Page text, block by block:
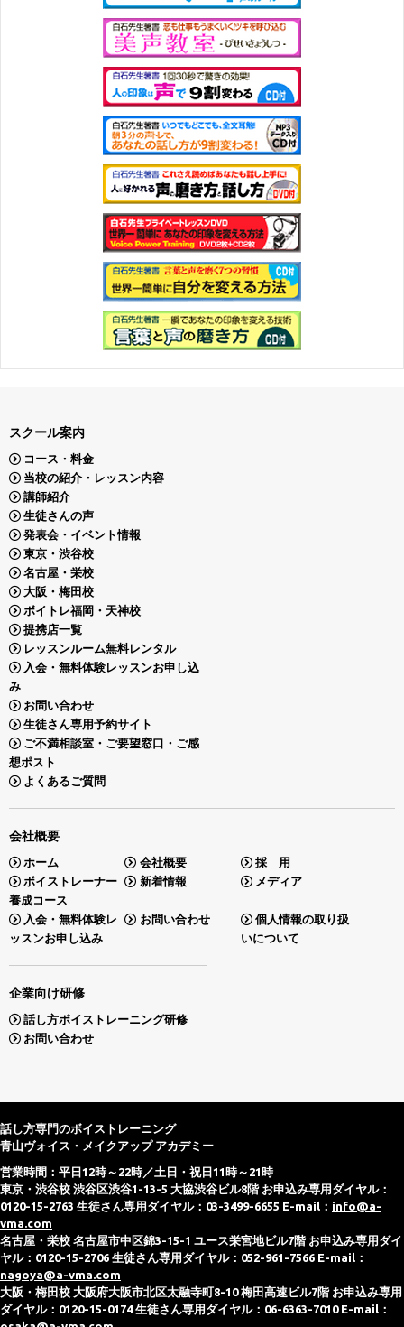
スクール案内
コース・料金
当校の紹介・レッスン内容
講師紹介
生徒さんの声
発表会・イベント情報
東京・渋谷校
名古屋・栄校
大阪・梅田校
ボイトレ福岡・天神校
提携店一覧
レッスンルーム無料レンタル
入会・無料体験レッスンお申し込
み
お問い合わせ
生徒さん専用予約サイト
ご不満相談室・ご要望窓口・ご感
想ポスト
よくあるご質問
会社概要
ホーム 会社概要
採 用
ボイストレーナー
養成コース
新着情報 メディア
入会・無料体験レ
ッスンお申し込み
お問い合わせ
個人情報の取り扱
いについて
企業向け研修
話し方ボイストレーニング研修
お問い合わせ
話し方専門のボイストレーニング
青山ヴォイス・メイクアップ アカデミー
営業時間：平日12時～22時／土日・祝日11時～21時
東京・渋谷校 渋谷区渋谷1-13-5 大協渋谷ビル8階 お申込み専用ダイヤル：
0120-15-2763 生徒さん専用ダイヤル：03-3499-6655 E-mail： info@a-
vma.com
名古屋・栄校 名古屋市中区錦3-15-1 ユース栄宮地ビル7階 お申込み専用ダイ
ヤル：0120-15-2706 生徒さん専用ダイヤル：052-961-7566 E-mail：
nagoya@a-vma.com
大阪・梅田校 大阪府大阪市北区太融寺町8-10 梅田高速ビル7階 お申込み専用
ダイヤル：0120-15-0174 生徒さん専用ダイヤル：06-6363-7010 E-mail：